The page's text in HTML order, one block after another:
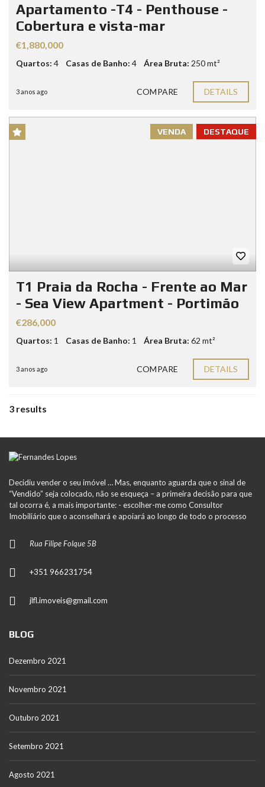
Apartamento -T4 - Penthouse -
Cobertura e vista-mar
€1,880,000
Quartos: 4 Casas de Banho: 4 Área Bruta: 250 mt²
3 anos ago COMPARE DETAILS
DESTAQUE
VENDA
T1 Praia da Rocha - Frente ao Mar
- Sea View Apartment - Portimão
€286,000
Quartos: 1 Casas de Banho: 1 Área Bruta: 62 mt²
3 anos ago COMPARE DETAILS
3 results
Decidiu vender o seu imóvel … Mas, enquanto aguarda que o sinal de
“Vendido” seja colocado, não se esqueça – a primeira decisão para que
tal ocorra é, a mais importante: - escolher-me como Consultor
Imobiliário que o aconselhará e apoiará ao longo de todo o processo
Rua Filipe Folque 5B
+351 966231754
jlfl.imoveis@gmail.com
BLOG
Dezembro 2021
Novembro 2021
Outubro 2021
Setembro 2021
Agosto 2021